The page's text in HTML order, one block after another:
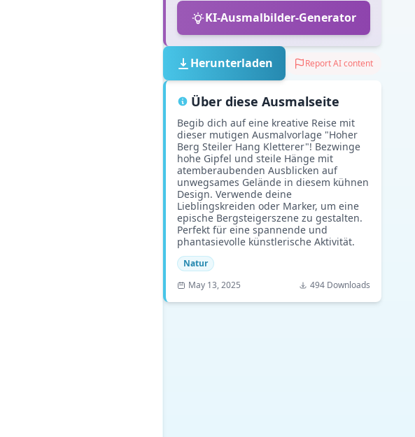
KI-Ausmalbilder-Generator
Herunterladen Report AI content
Über diese Ausmalseite
Begib dich auf eine kreative Reise mit
dieser mutigen Ausmalvorlage "Hoher
Berg Steiler Hang Kletterer"! Bezwinge
hohe Gipfel und steile Hänge mit
atemberaubenden Ausblicken auf
unwegsames Gelände in diesem kühnen
Design. Verwende deine
Lieblingskreiden oder Marker, um eine
epische Bergsteigerszene zu gestalten.
Perfekt für eine spannende und
phantasievolle künstlerische Aktivität.
Natur
May 13, 2025
494 Downloads